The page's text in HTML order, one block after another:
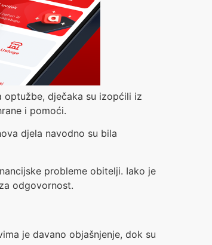
optužbe, dječaka su izopćili iz
i pomoći.
djela navodno su bila
probleme obitelji. Iako je
odgovornost.
je davano objašnjenje, dok su